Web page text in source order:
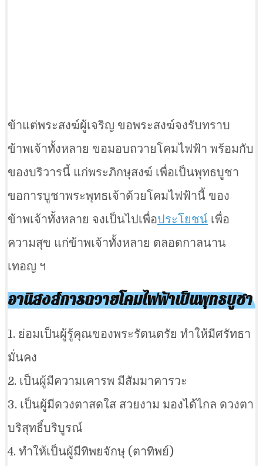
ข้าแต่พระสงฆ์ผู้เจริญ ขอพระสงฆ์จงรับทราบ
ข้าพเจ้าทั้งหลาย ขอมอบถวายโคมไฟฟ้า พร้อมกับ
ของบริวารนี้ แก่พระภิกษุสงฆ์ เพื่อเป็นพุทธบูชา
ขอการบูชาพระพุทธเจ้าด้วยโคมไฟฟ้านี้ ของ
ข้าพเจ้าทั้งหลาย จงเป็นไปเพื่อประโยชน์ เพื่อ
ความสุข แก่ข้าพเจ้าทั้งหลาย ตลอดกาลนาน
เทอญ ฯ
อานิสงส์การถวายโคมไฟฟ้าเป็นพุทธบูชา
1. ย่อมเป็นผู้รู้คุณของพระรัตนตรัย ทำให้มีศรัทธา
มั่นคง
2. เป็นผู้มีความเคารพ มีสัมมาคารวะ
3. เป็นผู้มีดวงตาสดใส สวยงาม มองได้ไกล ดวงตา
บริสุทธิ์บริบูรณ์
4. ทำให้เป็นผู้มีทิพยจักษุ (ตาทิพย์)